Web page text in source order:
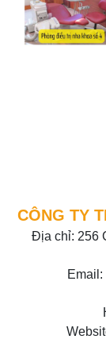
CÔNG TY
Địa chỉ: 256